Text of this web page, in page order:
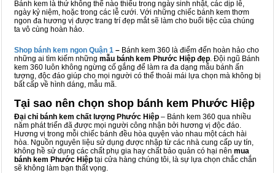
Bánh kem là thứ không thể nào thiếu trong ngày sinh nhật, các dịp lễ,
ngày kỷ niệm, hoặc trong các lễ cưới. Với những chiếc bánh kem thơm
ngon đa hương vị được trang trí đẹp mắt sẽ làm cho buổi tiệc của chúng
ta vô cùng hoàn hảo.
Shop bánh kem ngon Quận 1 – Bánh kem 360 là điểm đến hoàn hảo cho
những ai tìm kiếm những mẫu bánh kem Phước Hiệp đẹp. Đội ngũ Bánh
kem 360 luôn không ngừng cố gắng để làm ra đa dạng mẫu bánh ấn
tượng, độc đáo giúp cho mọi người có thể thoải mái lựa chọn mà không bị
bất cấp về hình dáng, mẫu mã.
Tại sao nên chọn shop bánh kem Phước Hiệp
Đại chỉ bánh kem chất lượng Phước Hiệp – Bánh kem 360 qua nhiều
năm phát triển đã được mọi người công nhận bởi hương vị độc đáo.
Hương vị trong mỗi chiếc bánh đều hòa quyện vào nhau một cách hài
hòa. Nguồn nguyên liệu sử dụng được nhập từ các nhà cung cấp uy tín,
không hề sử dụng các chất phụ gia hay chất bảo quản có hại nên mua
bánh kem Phước Hiệp tại cửa hàng chúng tôi, là sự lựa chọn chắc chắn
sẽ không làm bạn thất vọng.